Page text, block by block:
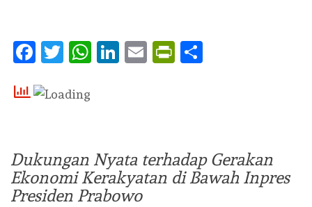
Facebook
Twitter
WhatsApp
LinkedIn
EmailPrintFriendly
Dukungan Nyata terhadap Gerakan
Ekonomi Kerakyatan di Bawah Inpres
Presiden Prabowo